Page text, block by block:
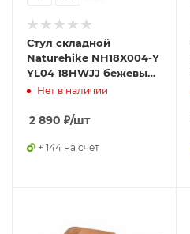
Стул складной
Naturehike NH18X004-Y
YL04 18HWJJ бежевый,
6975641888185
Нет в наличии
2 890 ₽/шт
+ 144 на счет